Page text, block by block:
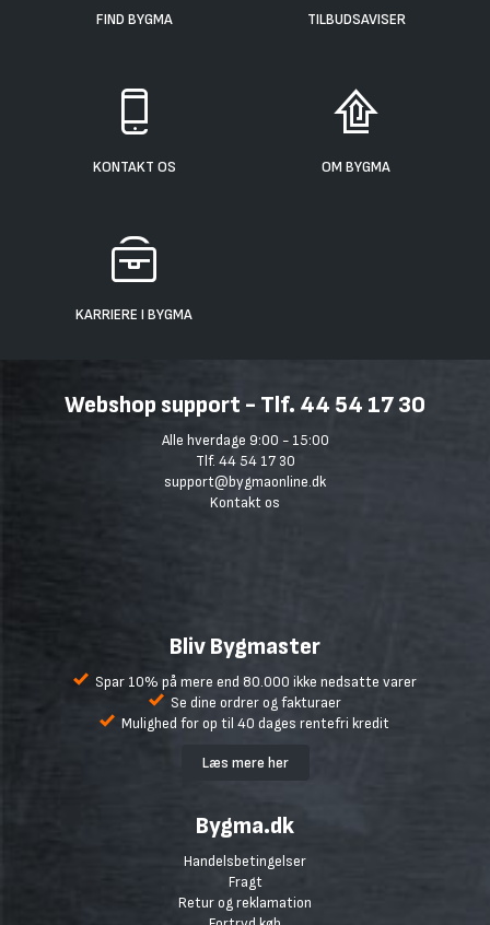
FIND BYGMA TILBUDSAVISER
KONTAKT OS OM BYGMA
KARRIERE I BYGMA
Webshop support - Tlf. 44 54 17 30
Alle hverdage 9:00 - 15:00
Tlf. 44 54 17 30
support@bygmaonline.dk
Kontakt os
Bliv Bygmaster
Spar 10% på mere end 80.000 ikke nedsatte varer
Se dine ordrer og fakturaer
Mulighed for op til 40 dages rentefri kredit
Læs mere her
Bygma.dk
Handelsbetingelser
Fragt
Retur og reklamation